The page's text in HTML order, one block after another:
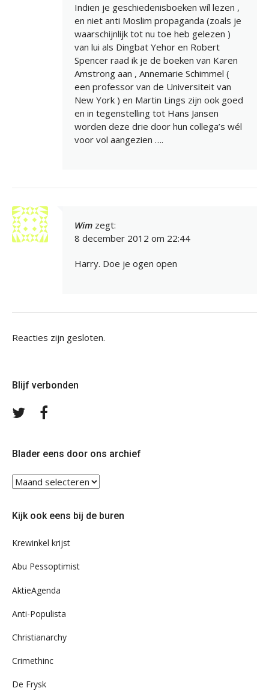
Indien je geschiedenisboeken wíl lezen ,
en niet anti Moslim propaganda (zoals je
waarschijnlijk tot nu toe heb gelezen )
van lui als Dingbat Yehor en Robert
Spencer raad ik je de boeken van Karen
Amstrong aan , Annemarie Schimmel (
een professor van de Universiteit van
New York ) en Martin Lings zijn ook goed
en in tegenstelling tot Hans Jansen
worden deze drie door hun collega’s wél
voor vol aangezien ….
Wim zegt:
8 december 2012 om 22:44
Harry. Doe je ogen open
Reacties zijn gesloten.
Blijf verbonden
Volg
Blader eens door ons archief
Blader
ons
Kijk ook eens bij de buren
Krewinkel krijst
Abu Pessoptimist
AktieAgenda
Anti-Populista
Christianarchy
Crimethinc
De Frysk